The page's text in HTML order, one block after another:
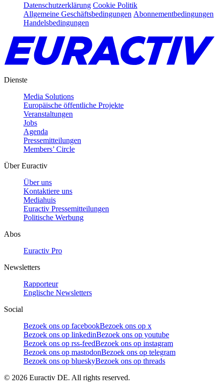
Datenschutzerklärung Cookie Politik
Allgemeine Geschäftsbedingungen Abonnementbedingungen
Handelsbedingungen
Dienste
Media Solutions
Europäische öffentliche Projekte
Veranstaltungen
Jobs
Agenda
Pressemitteilungen
Members’ Circle
Über Euractiv
Über uns
Kontaktiere uns
Mediahuis
Euractiv Pressemitteilungen
Politische Werbung
Abos
Euractiv Pro
Newsletters
Rapporteur
Englische Newsletters
Social
Bezoek ons op facebookBezoek ons op x
Bezoek ons op linkedinBezoek ons op youtube
Bezoek ons op rss-feedBezoek ons op instagram
Bezoek ons op mastodonBezoek ons op telegram
Bezoek ons op blueskyBezoek ons op threads
© 2026 Euractiv DE. All rights reserved.